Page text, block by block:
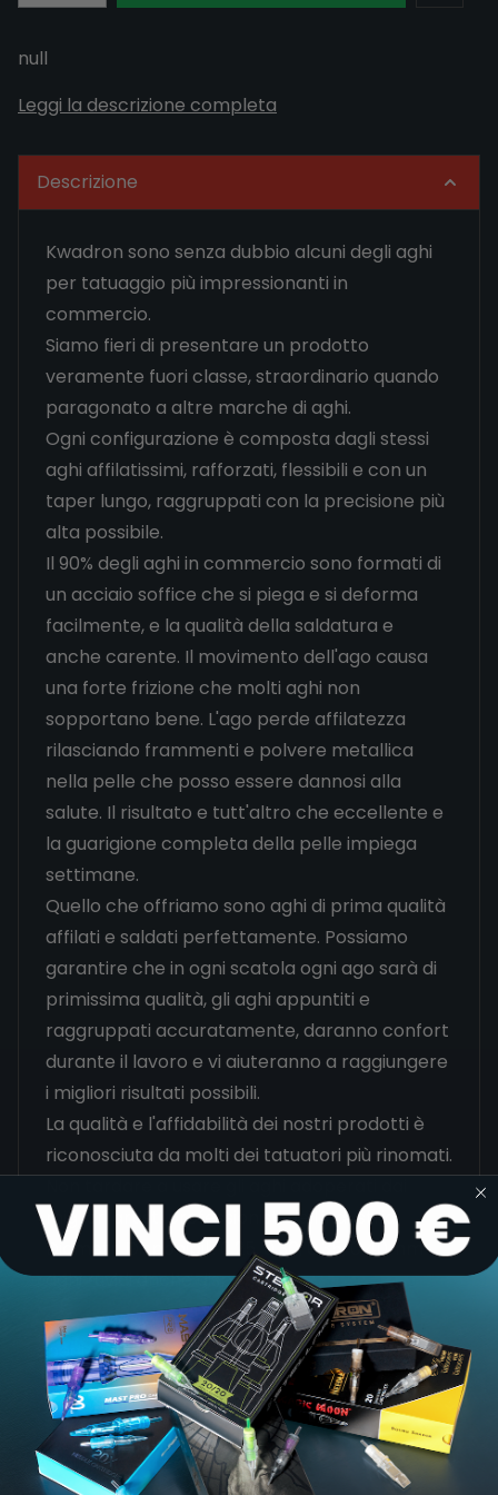
null
Leggi la descrizione completa
Descrizione
Kwadron sono senza dubbio alcuni degli aghi
per tatuaggio più impressionanti in
commercio.
Siamo fieri di presentare un prodotto
veramente fuori classe, straordinario quando
paragonato a altre marche di aghi.
Ogni configurazione è composta dagli stessi
aghi affilatissimi, rafforzati, flessibili e con un
taper lungo, raggruppati con la precisione più
alta possibile.
Il 90% degli aghi in commercio sono formati di
un acciaio soffice che si piega e si deforma
facilmente, e la qualità della saldatura e
anche carente. Il movimento dell'ago causa
una forte frizione che molti aghi non
sopportano bene. L'ago perde affilatezza
rilasciando frammenti e polvere metallica
nella pelle che posso essere dannosi alla
salute. Il risultato e tutt'altro che eccellente e
la guarigione completa della pelle impiega
settimane.
Quello che offriamo sono aghi di prima qualità
affilati e saldati perfettamente. Possiamo
garantire che in ogni scatola ogni ago sarà di
primissima qualità, gli aghi appuntiti e
raggruppati accuratamente, daranno confort
durante il lavoro e vi aiuteranno a raggiungere
i migliori risultati possibili.
La qualità e l'affidabilità dei nostri prodotti è
riconosciuta da molti dei tatuatori più rinomati.
migliori artisti professionisti dell'industria.
Diametri Disponibili: 0.25, 0.30, 0.35, 0.40mm
aghi ruvidi anche disponibili.
Spedizioni
Garanzia
Abbinamento Puntali e Aghi